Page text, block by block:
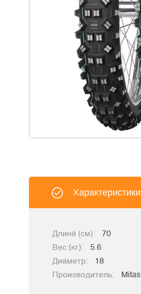
Характеристики
Длина (см):
70
Вес (кг):
5.6
Диаметр:
18
Производитель:
Mitas